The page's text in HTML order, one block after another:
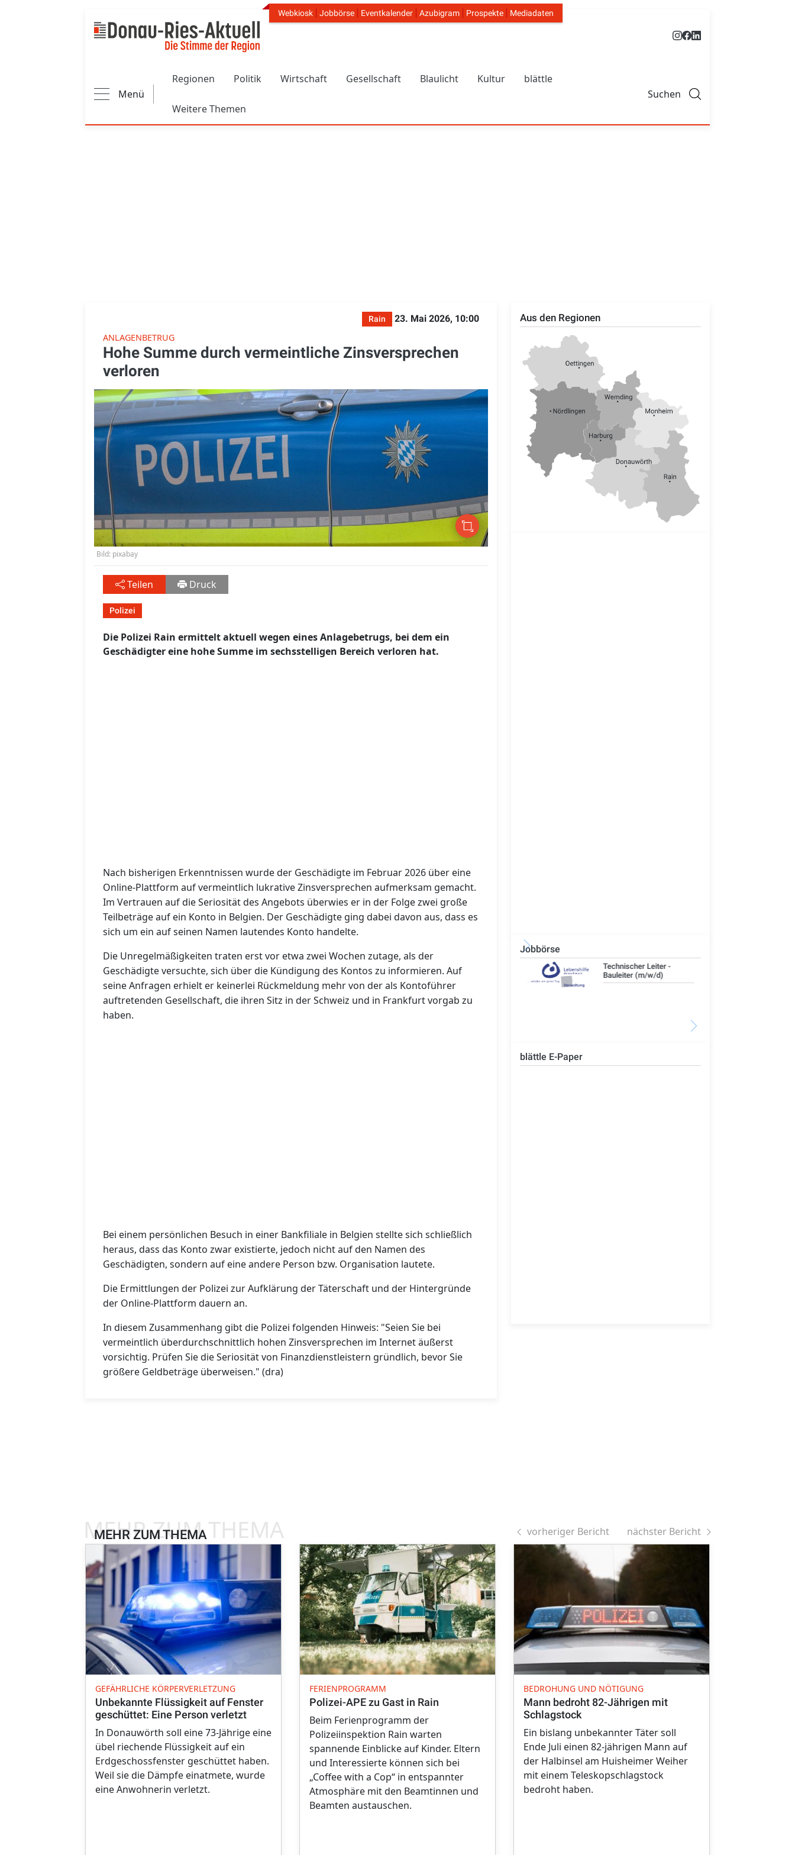
Header Navigation
Webkiosk Jobbörse Eventkalender Azubigram Prospekte Mediadaten
Menü
Regionen Politik Wirtschaft Gesellschaft Blaulicht Kultur blättle
Weitere Themen
Suchen
Rain
23. Mai 2026, 10:00
ANLAGENBETRUG
Hohe Summe durch vermeintliche Zinsversprechen
verloren
Bild: pixabay
Teilen Druck
Polizei
Die Polizei Rain ermittelt aktuell wegen eines Anlagebetrugs, bei dem ein
Geschädigter eine hohe Summe im sechsstelligen Bereich verloren hat.
Nach bisherigen Erkenntnissen wurde der Geschädigte im Februar 2026 über eine
Online-Plattform auf vermeintlich lukrative Zinsversprechen aufmerksam gemacht.
Im Vertrauen auf die Seriosität des Angebots überwies er in der Folge zwei große
Teilbeträge auf ein Konto in Belgien. Der Geschädigte ging dabei davon aus, dass es
sich um ein auf seinen Namen lautendes Konto handelte.
Die Unregelmäßigkeiten traten erst vor etwa zwei Wochen zutage, als der
Geschädigte versuchte, sich über die Kündigung des Kontos zu informieren. Auf
seine Anfragen erhielt er keinerlei Rückmeldung mehr von der als Kontoführer
auftretenden Gesellschaft, die ihren Sitz in der Schweiz und in Frankfurt vorgab zu
haben.
Bei einem persönlichen Besuch in einer Bankfiliale in Belgien stellte sich schließlich
heraus, dass das Konto zwar existierte, jedoch nicht auf den Namen des
Geschädigten, sondern auf eine andere Person bzw. Organisation lautete.
Die Ermittlungen der Polizei zur Aufklärung der Täterschaft und der Hintergründe
der Online-Plattform dauern an.
In diesem Zusammenhang gibt die Polizei folgenden Hinweis: "Seien Sie bei
vermeintlich überdurchschnittlich hohen Zinsversprechen im Internet äußerst
vorsichtig. Prüfen Sie die Seriosität von Finanzdienstleistern gründlich, bevor Sie
größere Geldbeträge überweisen." (dra)
Aus den Regionen
Jobbörse
Bauzeichner/Bautechniker
(m/w/d)
Technischer Leiter -
Bauleiter (m/w/d)
blättle E-Paper
MEHR ZUM THEMA
MEHR ZUM THEMA vorheriger Bericht nächster Bericht
GEFÄHRLICHE KÖRPERVERLETZUNG
Unbekannte Flüssigkeit auf Fenster
geschüttet: Eine Person verletzt
In Donauwörth soll eine 73-Jährige eine
übel riechende Flüssigkeit auf ein
Erdgeschossfenster geschüttet haben.
Weil sie die Dämpfe einatmete, wurde
eine Anwohnerin verletzt.
FERIENPROGRAMM
Polizei-APE zu Gast in Rain
Beim Ferienprogramm der
Polizeiinspektion Rain warten
spannende Einblicke auf Kinder. Eltern
und Interessierte können sich bei
„Coffee with a Cop“ in entspannter
Atmosphäre mit den Beamtinnen und
Beamten austauschen.
BEDROHUNG UND NÖTIGUNG
Mann bedroht 82-Jährigen mit
Schlagstock
Ein bislang unbekannter Täter soll
Ende Juli einen 82-jährigen Mann auf
der Halbinsel am Huisheimer Weiher
mit einem Teleskopschlagstock
bedroht haben.